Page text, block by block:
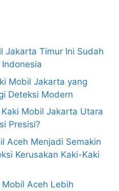
Jakarta Timur Ini Sudah
Mobil Jakarta yang
Deteksi Modern
Mobil Jakarta Utara
Presisi?
Aceh Menjadi Semakin
Kerusakan Kaki-Kaki
Aceh Lebih